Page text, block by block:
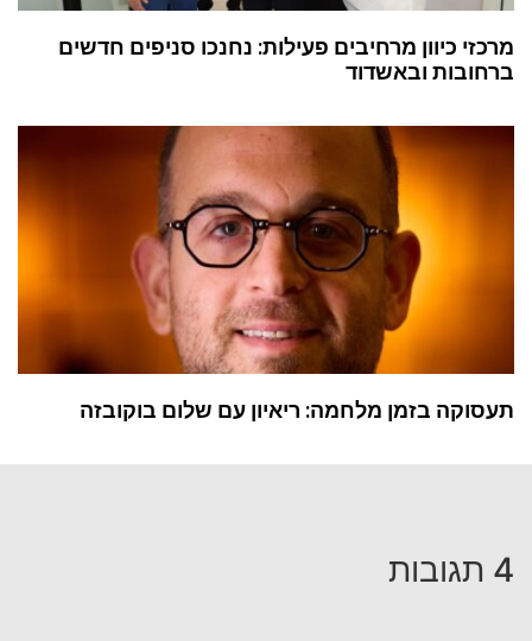
מרכזי כיוון מרחיבים פעילות: נחנכו סניפים חדשים
ברחובות ובאשדוד
תעסוקה בזמן מלחמה: ריאיון עם שלום בוקובזה
4 תגובות